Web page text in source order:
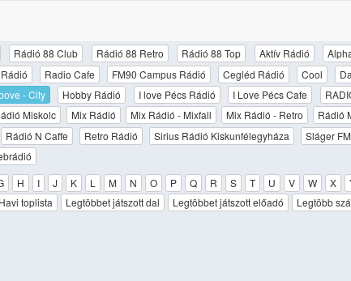
Rádió 88 Club Rádió 88 Retro Rádió 88 Top Aktív Rádió
Radio Cafe FM90 Campus Rádió Cegléd Rádió Cool
- City Hobby Rádió I love Pécs Rádió I Love Pécs Cafe
Miskolc Mix Rádió Mix Rádió - Mixfall Mix Rádió - Retro Rádió
Rádió N Caffe Retro Rádió Sirius Rádió Kiskunfélegyháza Sláger FM
H I J K L M N O P Q R S T U V W X
Havi toplista Legtöbbet játszott dal Legtöbbet játszott előadó Legtöbb